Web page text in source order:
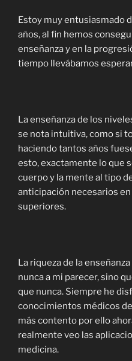
Estoy muy entusiasmado
años, al fin hemos
enseñanza y en la
tiempo llevábamos
La enseñanza de los
se nota intuitiva, como si
haciendo tantos años
esto, exactamente lo que
cuerpo y la mente al tipo
anticipación necesarios
superiores.
La riqueza de la
nunca a mi parecer, sino
que nunca. Siempre he
conocimientos médicos
más contento por ello
realmente veo las
medicina.